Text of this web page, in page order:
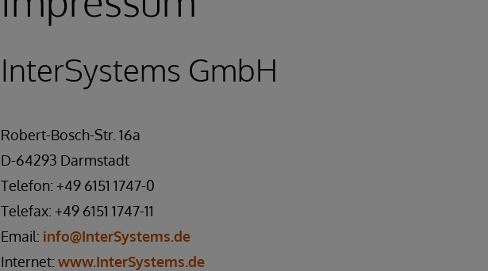
InterSystems GmbH
Robert-Bosch-Str. 16a
D-64293 Darmstadt
Telefon: +49 6151 1747-0
Telefax: +49 6151 1747-11
Email: info@InterSystems.de
Internet: www.InterSystems.de